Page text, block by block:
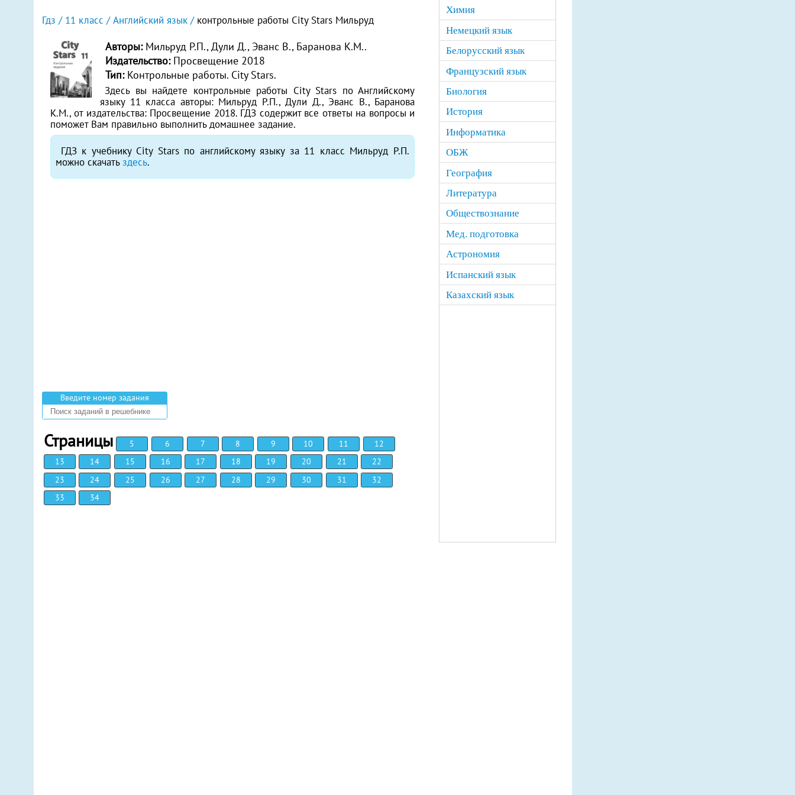
Гдз 11 класс Английский язык контрольные работы City Stars Мильруд
Авторы: Мильруд Р.П., Дули Д., Эванс В., Баранова К.М..
Издательство: Просвещение 2018
Тип:Контрольные работы. City Stars.
Здесь вы найдете контрольные работы City Stars по Английскому
языку 11 класса авторы: Мильруд Р.П., Дули Д., Эванс В., Баранова
К.М., от издательства: Просвещение 2018. ГДЗ содержит все ответы на вопросы и
поможет Вам правильно выполнить домашнее задание.
ГДЗ к учебнику City Stars по английскому языку за 11 класс Мильруд Р.П.
можно скачатьздесь.
Введите номер задания
Страницы 5 6 7 8 9 10 11
12
13
14 15 16 17 18 19 20 21
22
23
24 25 26 27 28 29 30 31
32
33
34
Химия
Немецкий язык
Белорусский язык
Французский язык
Биология
История
Информатика
ОБЖ
География
Литература
Обществознание
Мед. подготовка
Астрономия
Испанский язык
Казахский язык